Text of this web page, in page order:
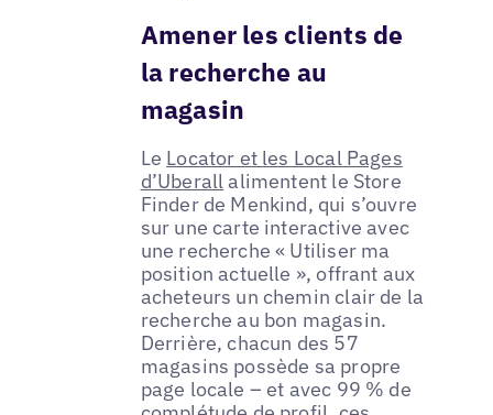
Amener les clients de
la recherche au
magasin
Le Locator et les Local Pages
d’Uberallalimentent le Store
Finder de Menkind, qui s’ouvre
sur une carte interactive avec
une recherche « Utiliser ma
position actuelle », offrant aux
acheteurs un chemin clair de la
recherche au bon magasin.
Derrière, chacun des 57
magasins possède sa propre
page locale – et avec 99 % de